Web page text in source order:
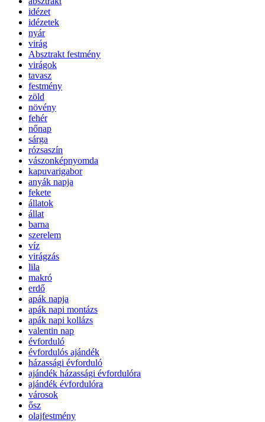
idézet
idézetek
nyár
virág
Absztrakt festmény
virágok
tavasz
festmény
zöld
növény
fehér
nőnap
sárga
rózsaszín
vászonképnyomda
kapuvarigabor
anyák napja
fekete
állatok
állat
barna
szerelem
víz
virágzás
lila
makró
erdő
apák napja
apák napi montázs
apák napi kollázs
valentin nap
évforduló
évfordulós ajándék
házassági évforduló
ajándék házassági évfordulóra
ajándék évfordulóra
városok
ősz
olajfestmény